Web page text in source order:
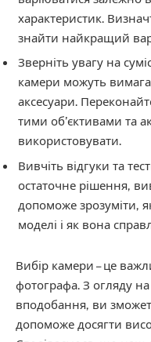
характеристик.
знайти найкращий
Зверніть увагу на
камери можуть
аксесуари.
тими об’єктивами та
використовувати.
Вивчіть відгуки та
остаточне рішення,
допоможе зрозуміти,
моделі і як вона
Вибір камери – це
фотографа. З огляду
вподобання, ви
допоможе досягти